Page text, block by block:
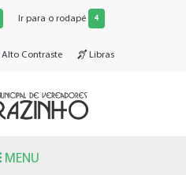
Ir para o rodapé 4
Alto Contraste Libras
MENU